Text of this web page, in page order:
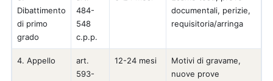
Dibattimento
di primo
grado
484-
548
c.p.p.
documentali, perizie,
requisitoria/arringa
4. Appello
art.
593-
12-24 mesi
Motivi di gravame,
nuove prove